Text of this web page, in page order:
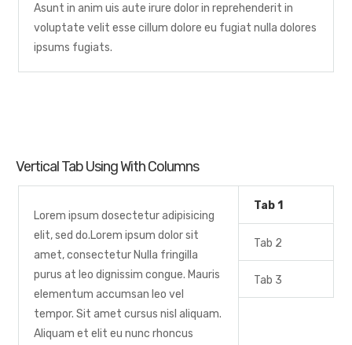
Asunt in anim uis aute irure dolor in reprehenderit in
voluptate velit esse cillum dolore eu fugiat nulla dolores
ipsums fugiats.
Vertical Tab Using With Columns
Tab 1
Tab 2
Tab 3
Lorem ipsum dosectetur adipisicing
elit, sed do.Lorem ipsum dolor sit
amet, consectetur Nulla fringilla
purus at leo dignissim congue. Mauris
elementum accumsan leo vel
tempor. Sit amet cursus nisl aliquam.
Aliquam et elit eu nunc rhoncus